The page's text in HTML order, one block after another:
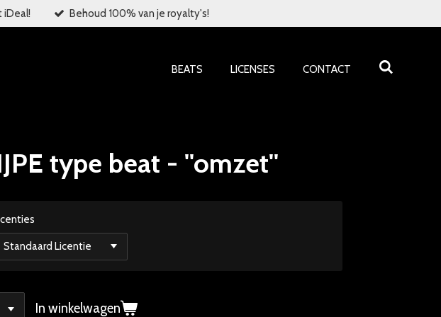
iDeal! Behoud 100% van je royalty's!
BEATS LICENSES CONTACT
type beat - ''omzet''
In winkelwagen